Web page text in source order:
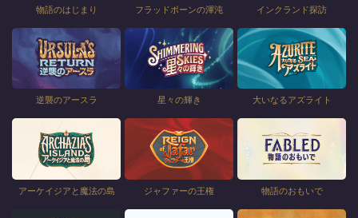
物語のはじまり フラッドボーンの渾沌 インクランド探訪
逆襲のアースラ 星々の輝き 大いなるアズライト
アーケイジアと魔法の島 ジャファーの王権 物語のおもいで